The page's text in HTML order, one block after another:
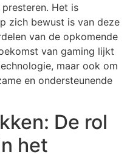
Het is
zich bewust is van deze
van de opkomende
van gaming lijkt
maar ook om
en ondersteunende
De rol
het